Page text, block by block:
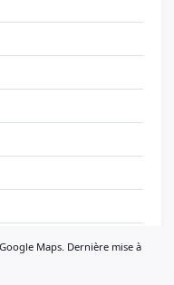
Maps. Dernière mise à